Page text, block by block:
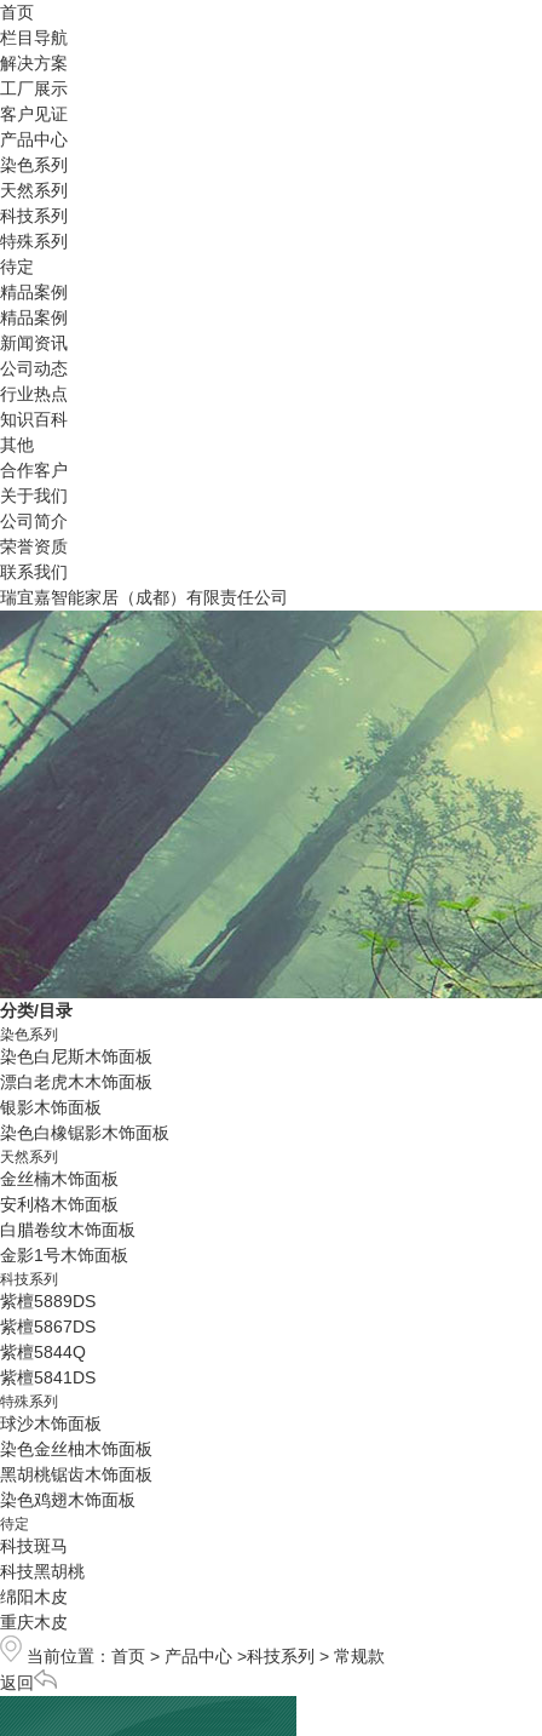
首页
栏目导航
解决方案
工厂展示
客户见证
产品中心
染色系列
天然系列
科技系列
特殊系列
待定
精品案例
精品案例
新闻资讯
公司动态
行业热点
知识百科
其他
合作客户
关于我们
公司简介
荣誉资质
联系我们
瑞宜嘉智能家居（成都）有限责任公司
分类/目录
染色系列
染色白尼斯木饰面板
漂白老虎木木饰面板
银影木饰面板
染色白橡锯影木饰面板
天然系列
金丝楠木饰面板
安利格木饰面板
白腊卷纹木饰面板
金影1号木饰面板
科技系列
紫檀5889DS
紫檀5867DS
紫檀5844Q
紫檀5841DS
特殊系列
球沙木饰面板
染色金丝柚木饰面板
黑胡桃锯齿木饰面板
染色鸡翅木饰面板
待定
科技斑马
科技黑胡桃
绵阳木皮
重庆木皮
当前位置： 首页 > 产品中心 >科技系列 > 常规款
返回